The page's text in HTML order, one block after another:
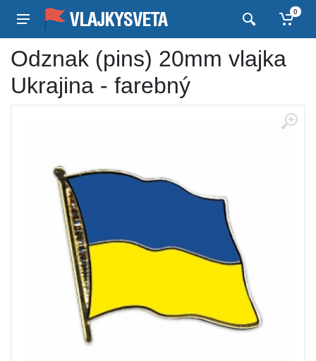
0
Odznak (pins) 20mm vlajka
Ukrajina - farebný